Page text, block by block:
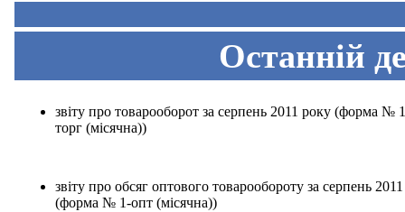
Останній
звіту про товарооборот за серпень 2011 року (форма №
торг (місячна))
звіту про обсяг оптового товарообороту за серпень
(форма № 1-опт (місячна))